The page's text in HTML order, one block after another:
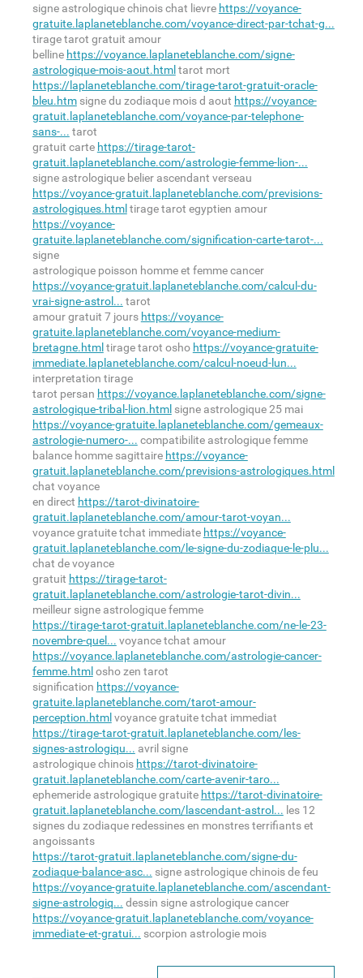
signe astrologique chinois chat lievre https://voyance-
gratuite.laplaneteblanche.com/voyance-direct-par-tchat-g...
tirage tarot gratuit amour
belline https://voyance.laplaneteblanche.com/signe-
astrologique-mois-aout.html tarot mort
https://laplaneteblanche.com/tirage-tarot-gratuit-oracle-
bleu.htmsigne du zodiaque mois d aout https://voyance-
gratuit.laplaneteblanche.com/voyance-par-telephone-
sans-... tarot
gratuit carte https://tirage-tarot-
gratuit.laplaneteblanche.com/astrologie-femme-lion-...
signe astrologique belier ascendant verseau
https://voyance-gratuit.laplaneteblanche.com/previsions-
astrologiques.html tirage tarot egyptien amour
https://voyance-
gratuite.laplaneteblanche.com/signification-carte-tarot-...
signe
astrologique poisson homme et femme cancer
https://voyance-gratuit.laplaneteblanche.com/calcul-du-
vrai-signe-astrol... tarot
amour gratuit 7 jours https://voyance-
gratuite.laplaneteblanche.com/voyance-medium-
bretagne.html tirage tarot osho https://voyance-gratuite-
immediate.laplaneteblanche.com/calcul-noeud-lun...
interpretation tirage
tarot persan https://voyance.laplaneteblanche.com/signe-
astrologique-tribal-lion.html signe astrologique 25 mai
https://voyance-gratuite.laplaneteblanche.com/gemeaux-
astrologie-numero-... compatibilite astrologique femme
balance homme sagittaire https://voyance-
gratuit.laplaneteblanche.com/previsions-astrologiques.html
chat voyance
en direct https://tarot-divinatoire-
gratuit.laplaneteblanche.com/amour-tarot-voyan...
voyance gratuite tchat immediate https://voyance-
gratuit.laplaneteblanche.com/le-signe-du-zodiaque-le-plu...
chat de voyance
gratuit https://tirage-tarot-
gratuit.laplaneteblanche.com/astrologie-tarot-divin...
meilleur signe astrologique femme
https://tirage-tarot-gratuit.laplaneteblanche.com/ne-le-23-
novembre-quel... voyance tchat amour
https://voyance.laplaneteblanche.com/astrologie-cancer-
femme.html osho zen tarot
signification https://voyance-
gratuite.laplaneteblanche.com/tarot-amour-
perception.html voyance gratuite tchat immediat
https://tirage-tarot-gratuit.laplaneteblanche.com/les-
signes-astrologiqu... avril signe
astrologique chinois https://tarot-divinatoire-
gratuit.laplaneteblanche.com/carte-avenir-taro...
ephemeride astrologique gratuite https://tarot-divinatoire-
gratuit.laplaneteblanche.com/lascendant-astrol... les 12
signes du zodiaque redessines en monstres terrifiants et
angoissants
https://tarot-gratuit.laplaneteblanche.com/signe-du-
zodiaque-balance-asc... signe astrologique chinois de feu
https://voyance-gratuite.laplaneteblanche.com/ascendant-
signe-astrologiq... dessin signe astrologique cancer
https://voyance-gratuit.laplaneteblanche.com/voyance-
immediate-et-gratui... scorpion astrologie mois